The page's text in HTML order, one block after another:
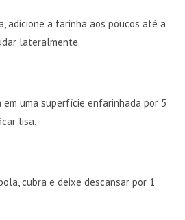
adicione a farinha aos poucos até a
lateralmente.
em uma superfície enfarinhada por 5
lisa.
cubra e deixe descansar por 1